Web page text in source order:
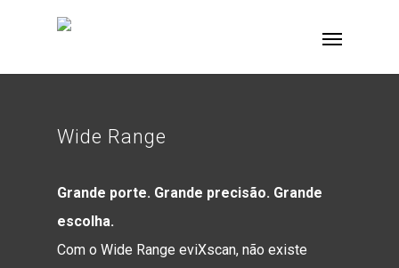
Wide Range
Grande porte. Grande precisão. Grande
escolha.
Com o Wide Range eviXscan, não existe